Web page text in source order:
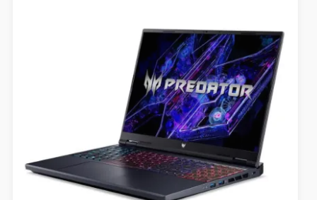
STOJANY
PŘÍSTUPOVÝ SYSTÉM
PÉČE O TĚLO